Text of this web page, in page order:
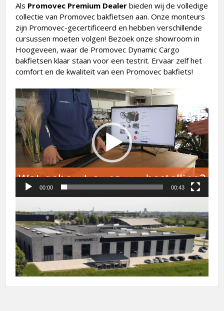
Als Promovec Premium Dealer bieden wij de volledige
collectie van Promovec bakfietsen aan. Onze monteurs
zijn Promovec-gecertificeerd en hebben verschillende
cursussen moeten volgen! Bezoek onze showroom in
Hoogeveen, waar de Promovec Dynamic Cargo
bakfietsen klaar staan voor een testrit. Ervaar zelf het
comfort en de kwaliteit van een Promovec bakfiets!
Videospeler
00:00 00:43